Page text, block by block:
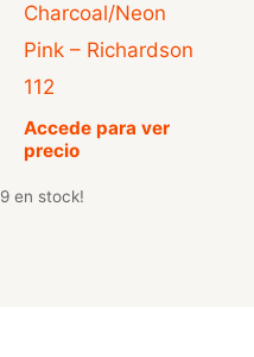
Charcoal/Neon
Pink – Richardson
112
Accede para ver
precio
9 en stock!